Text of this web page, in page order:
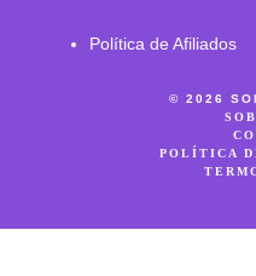
Política de Afiliados
© 2026
POLÍTICA